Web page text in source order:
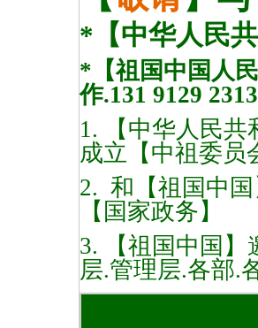
*【中华人民
*【祖国中国人
作.131 9129 2313
1. 【中华人民
成立【中祖委员
2. 和【祖国中
【国家政务】
3. 【祖国中国】
层.管理层.各部.